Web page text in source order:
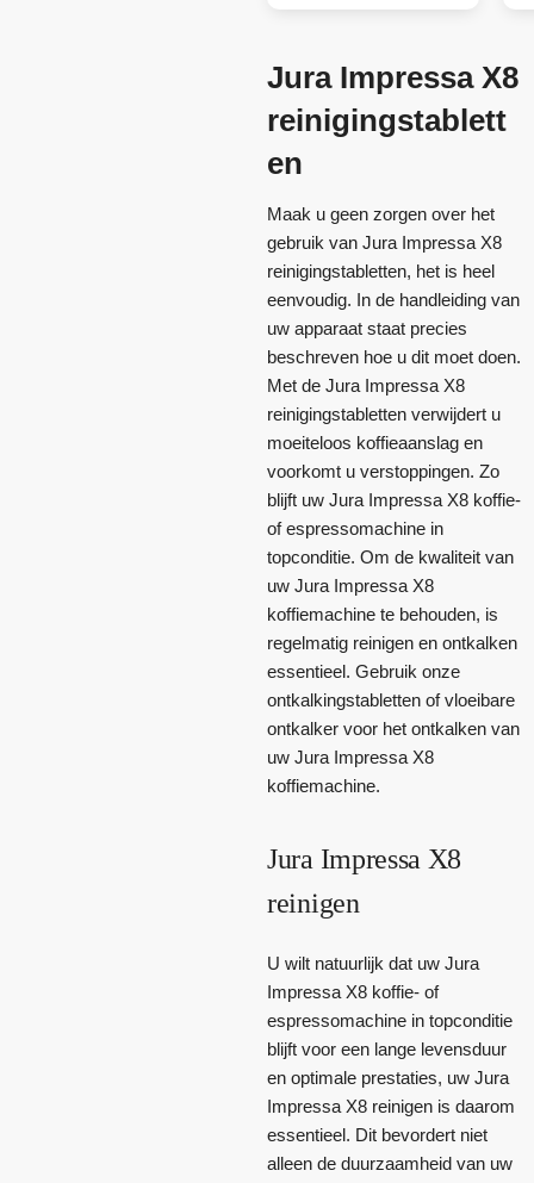
Jura Impressa X8
reinigingstablett
en
Maak u geen zorgen over het
gebruik van Jura Impressa X8
reinigingstabletten, het is heel
eenvoudig. In de handleiding van
uw apparaat staat precies
beschreven hoe u dit moet doen.
Met de Jura Impressa X8
reinigingstabletten verwijdert u
moeiteloos koffieaanslag en
voorkomt u verstoppingen. Zo
blijft uw Jura Impressa X8 koffie-
of espressomachine in
topconditie. Om de kwaliteit van
uw Jura Impressa X8
koffiemachine te behouden, is
regelmatig reinigen en ontkalken
essentieel. Gebruik onze
ontkalkingstabletten of vloeibare
ontkalker voor het ontkalken van
uw Jura Impressa X8
koffiemachine.
Jura Impressa X8
reinigen
U wilt natuurlijk dat uw Jura
Impressa X8 koffie- of
espressomachine in topconditie
blijft voor een lange levensduur
en optimale prestaties, uw Jura
Impressa X8 reinigen is daarom
essentieel. Dit bevordert niet
alleen de duurzaamheid van uw